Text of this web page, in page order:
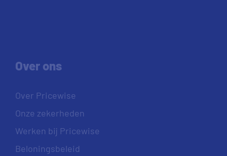
Over ons
Over Pricewise
Onze zekerheden
Werken bij Pricewise
Beloningsbeleid